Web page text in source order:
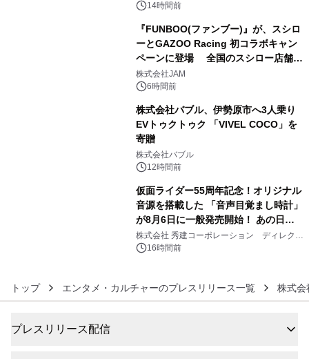
14時間前
『FUNBOO(ファンブー)』が、スシロ
ーとGAZOO Racing 初コラボキャン
ペーンに登場 全国のスシロー店舗で
GR 4車種の FUNBOO(ミニカー)付き
メニューが展開されます
株式会社JAM
6時間前
株式会社バブル、伊勢原市へ3人乗り
EVトゥクトゥク 「VIVEL COCO」を
寄贈
株式会社バブル
12時間前
仮面ライダー55周年記念！オリジナル
音源を搭載した 「音声目覚まし時計」
が8月6日に一般発売開始！ あの日の
大興奮が今甦る
株式会社 秀建コーポレーション ディレクト
アートギャラリー
16時間前
トップ エンタメ・カルチャーのプレスリリース一覧 株式
プレスリリース配信